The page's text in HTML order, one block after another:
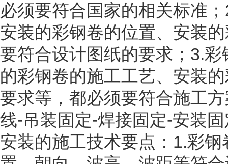
必须要符合国家的相关标准
安装的彩钢卷的位置、安装
要符合设计图纸的要求；3.
的彩钢卷的施工工艺、安装
要求等，都必须要符合施工
线-吊装固定-焊接固定-安装
安装的施工技术要点：1.彩